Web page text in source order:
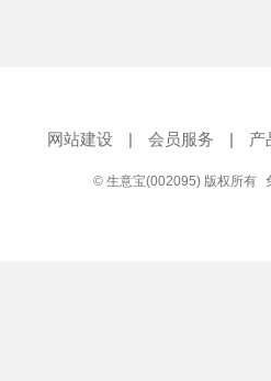
网站建设 | 会员服务 | 产
© 生意宝(002095) 版权所有